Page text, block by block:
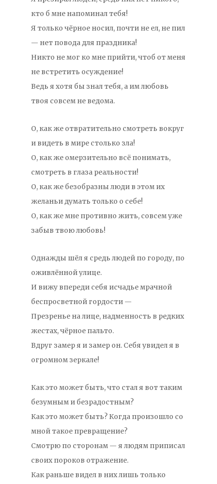
кто б мне напоминал тебя!
Я только чёрное носил, почти не ел, не пил
— нет повода для праздника!
Никто не мог ко мне прийти, чтоб от меня
не встретить осуждение!
Ведь я хотя бы знал тебя, а им любовь
твоя совсем не ведома.
О, как же отвратительно смотреть вокруг
и видеть в мире столько зла!
О, как же омерзительно всё понимать,
смотреть в глаза реальности!
О, как же безобразны люди в этом их
желаньи думать только о себе!
О, как же мне противно жить, совсем уже
забыв твою любовь!
Однажды шёл я средь людей по городу, по
оживлённой улице.
И вижу впереди себя исчадье мрачной
беспросветной гордости —
Презренье на лице, надменность в редких
жестах, чёрное пальто.
Вдруг замер я и замер он. Себя увидел я в
огромном зеркале!
Как это может быть, что стал я вот таким
безумным и безрадостным?
Как это может быть? Когда произошло со
мной такое превращение?
Смотрю по сторонам — я людям приписал
своих пороков отражение.
Как раньше видел в них лишь только